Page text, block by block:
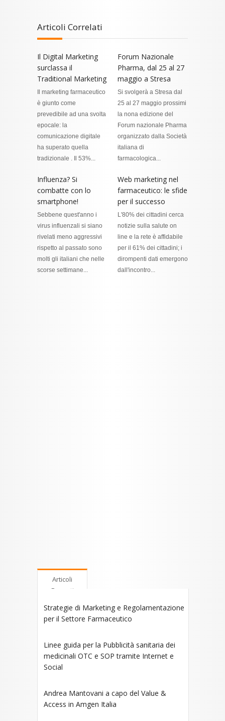
Articoli Correlati
Il Digital Marketing
surclassa il
Traditional Marketing
Il marketing farmaceutico
è giunto come
prevedibile ad una svolta
epocale: la
comunicazione digitale
ha superato quella
tradizionale . Il 53%...
Forum Nazionale
Pharma, dal 25 al 27
maggio a Stresa
Si svolgerà a Stresa dal
25 al 27 maggio prossimi
la nona edizione del
Forum nazionale Pharma
organizzato dalla Società
italiana di
farmacologica...
Influenza? Si
combatte con lo
smartphone!
Sebbene quest'anno i
virus influenzali si siano
rivelati meno aggressivi
rispetto al passato sono
molti gli italiani che nelle
scorse settimane...
Web marketing nel
farmaceutico: le sfide
per il successo
L'80% dei cittadini cerca
notizie sulla salute on
line e la rete è affidabile
per il 61% dei cittadini; i
dirompenti dati emergono
dall'incontro...
Articoli
Recenti
Strategie di Marketing e Regolamentazione
per il Settore Farmaceutico
Linee guida per la Pubblicità sanitaria dei
medicinali OTC e SOP tramite Internet e
Social
Andrea Mantovani a capo del Value &
Access in Amgen Italia